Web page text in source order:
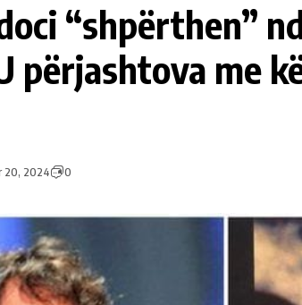
“shpërthen”
përjashtova me
20, 2024 0